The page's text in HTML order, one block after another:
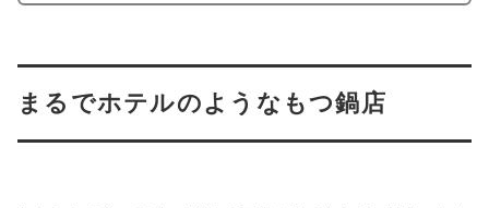
まるでホテルのようなもつ鍋店